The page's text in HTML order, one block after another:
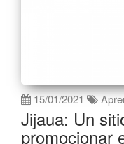
15/01/2021
Jijaua: Un
promocionar